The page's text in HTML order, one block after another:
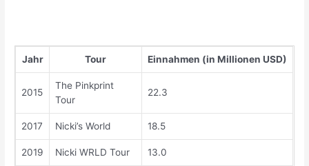
Jahr Tour Einnahmen (in Millionen USD)
2015
The Pinkprint
Tour
22.3
2017 Nicki’s World 18.5
2019 Nicki WRLD Tour 13.0